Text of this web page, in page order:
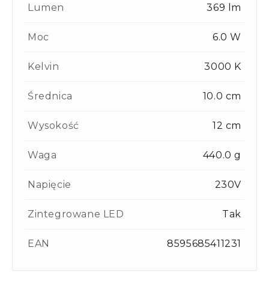
Lumen 369 lm
Moc 6.0 W
Kelvin 3000 K
Średnica 10.0 cm
Wysokość 12 cm
Waga 440.0 g
Napięcie 230V
Zintegrowane LED Tak
EAN 8595685411231